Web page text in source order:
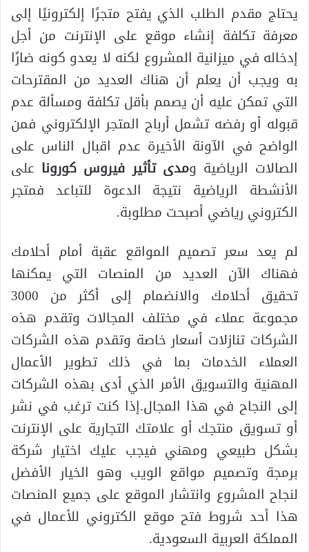
يحتاج مقدم الطلب الذي يفتح متجرًا إلكترونيًا إلى
معرفة تكلفة إنشاء موقع على الإنترنت من أجل
إدخاله في ميزانية المشروع لكنه لا يعدو كونه ضارًا
به ويجب أن يعلم أن هناك العديد من المقترحات
التي تمكن عليه أن يصمم بأقل تكلفة ومسألة عدم
قبوله أو رفضه تشمل أرباح المتجر الإلكتروني فمن
الواضح في الآونة الأخيرة عدم اقبال الناس على
الصالات الرياضية ومدى تأثير فيروس كورونا على
الأنشطة الرياضية نتيجة الدعوة للتباعد فمتجر
الكتروني رياضي أصبحت مطلوبة.
لم يعد سعر تصميم المواقع عقبة أمام أحلامك
فهناك الآن العديد من المنصات التي يمكنها
تحقيق أحلامك والانضمام إلى أكثر من 3000
مجموعة عملاء في مختلف المجالات وتقدم هذه
الشركات تنازلات أسعار خاصة وتقدم هذه الشركات
العملاء الخدمات بما في ذلك تطوير الأعمال
المهنية والتسويق الأمر الذي أدى بهذه الشركات
إلى النجاح في هذا المجال.إذا كنت ترغب في نشر
أو تسويق منتجك أو علامتك التجارية على الإنترنت
بشكل طبيعي ومهني فيجب عليك اختيار شركة
برمجة وتصميم مواقع الويب وهو الخيار الأفضل
لنجاح المشروع وانتشار الموقع على جميع المنصات
هذا أحد شروط فتح موقع الكتروني للأعمال في
المملكة العربية السعودية.